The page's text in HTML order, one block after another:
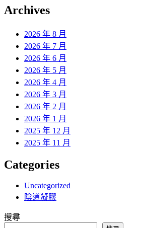
覽
文
Archives
2026 年 8 月
2026 年 7 月
2026 年 6 月
2026 年 5 月
2026 年 4 月
2026 年 3 月
2026 年 2 月
2026 年 1 月
2025 年 12 月
2025 年 11 月
Categories
Uncategorized
陰道凝膠
搜尋